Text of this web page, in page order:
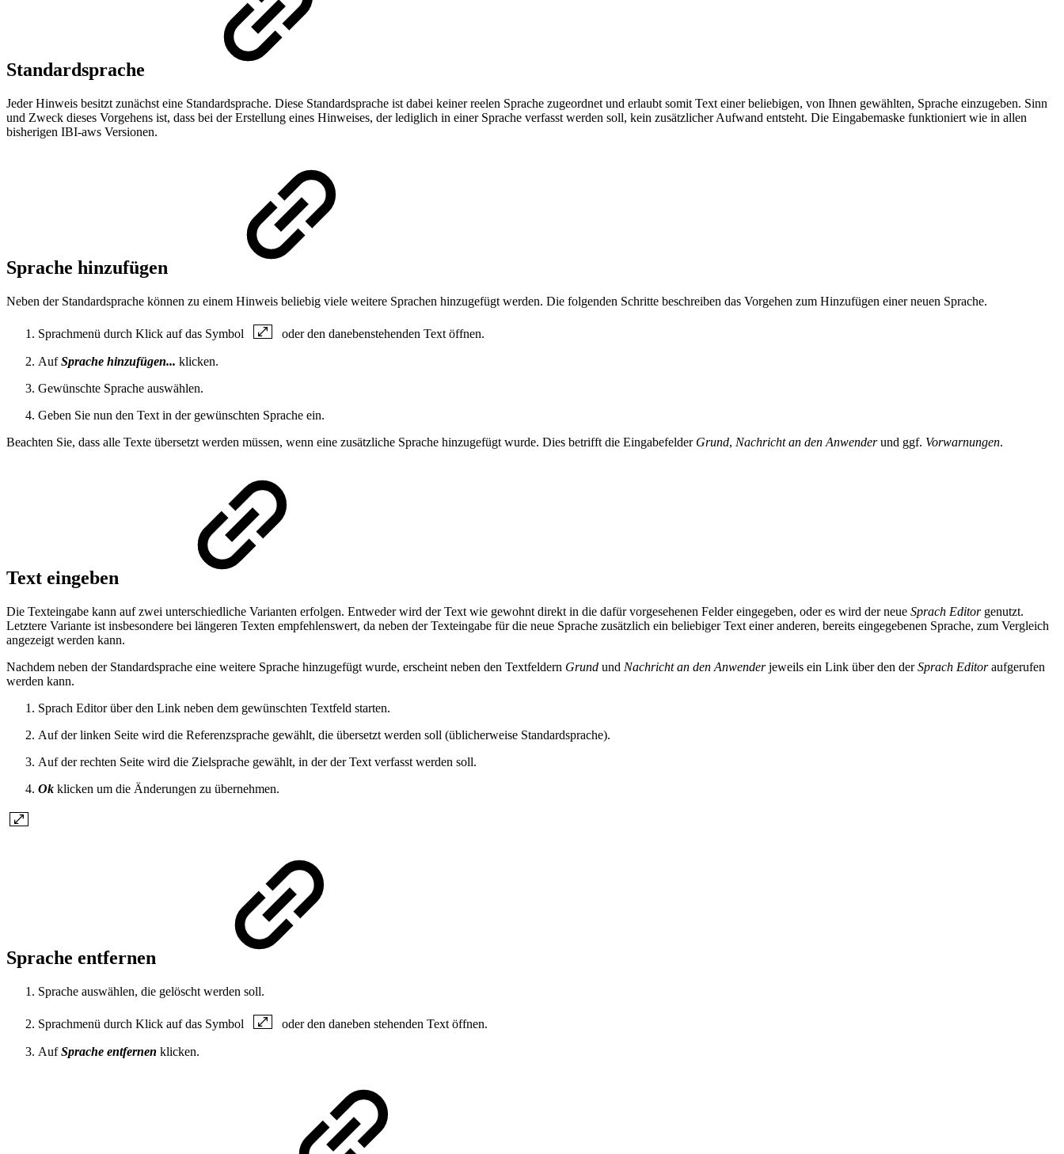
Standardsprache
Jeder Hinweis besitzt zunächst eine Standardsprache. Diese Standardsprache ist dabei keiner reelen Sprache zugeordnet und erlaubt somit Text einer beliebigen, von Ihnen gewählten, Sprache einzugeben. Sinn
und Zweck dieses Vorgehens ist, dass bei der Erstellung eines Hinweises, der lediglich in einer Sprache verfasst werden soll, kein zusätzlicher Aufwand entsteht. Die Eingabemaske funktioniert wie in allen
bisherigen IBI-aws Versionen.
Sprache hinzufügen
Neben der Standardsprache können zu einem Hinweis beliebig viele weitere Sprachen hinzugefügt werden. Die folgenden Schritte beschreiben das Vorgehen zum Hinzufügen einer neuen Sprache.
Sprachmenü durch Klick auf das Symbol oder den danebenstehenden Text öffnen.
Auf Sprache hinzufügen... klicken.
Gewünschte Sprache auswählen.
Geben Sie nun den Text in der gewünschten Sprache ein.
Beachten Sie, dass alle Texte übersetzt werden müssen, wenn eine zusätzliche Sprache hinzugefügt wurde. Dies betrifft die Eingabefelder Grund, Nachricht an den Anwenderund ggf. Vorwarnungen.
Text eingeben
Die Texteingabe kann auf zwei unterschiedliche Varianten erfolgen. Entweder wird der Text wie gewohnt direkt in die dafür vorgesehenen Felder eingegeben, oder es wird der neue Sprach Editorgenutzt.
Letztere Variante ist insbesondere bei längeren Texten empfehlenswert, da neben der Texteingabe für die neue Sprache zusätzlich ein beliebiger Text einer anderen, bereits eingegebenen Sprache, zum Vergleich
angezeigt werden kann.
Nachdem neben der Standardsprache eine weitere Sprache hinzugefügt wurde, erscheint neben den Textfeldern Grund und Nachricht an den Anwenderjeweils ein Link über den derSprach Editoraufgerufen
werden kann.
Sprach Editor über den Link neben dem gewünschten Textfeld starten.
Auf der linken Seite wird die Referenzsprache gewählt, die übersetzt werden soll (üblicherweise Standardsprache).
Auf der rechten Seite wird die Zielsprache gewählt, in der der Text verfasst werden soll.
Ok klicken um die Änderungen zu übernehmen.
Sprache entfernen
Sprache auswählen, die gelöscht werden soll.
Sprachmenü durch Klick auf das Symbol oder den daneben stehenden Text öffnen.
AufSprache entfernen klicken.